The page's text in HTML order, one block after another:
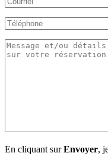
En cliquant surEnvoyer,